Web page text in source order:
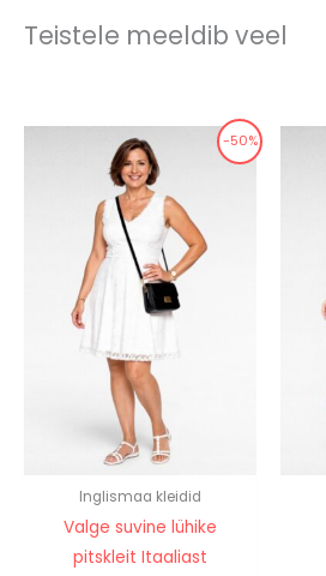
Teistele meeldib veel
-50%
Inglismaa kleidid
Valge suvine lühike
pitskleit Itaaliast